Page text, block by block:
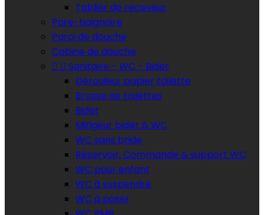
Tablier de receveur
Pare-baignoire
Paroi de douche
Cabine de douche
  Sanitaire - WC - Bidet
Dérouleur papier toilette
Brosse de toilettes
Bidet
Mitigeur bidet & WC
WC sans bride
Réservoir, Commande & support WC
WC pour enfant
WC à suspendre
WC à poser